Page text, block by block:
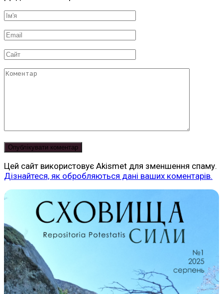
Ім'я
Email
Сайт
Коментар
Цей сайт використовує Akismet для зменшення спаму.
Дізнайтеся, як обробляються дані ваших коментарів.